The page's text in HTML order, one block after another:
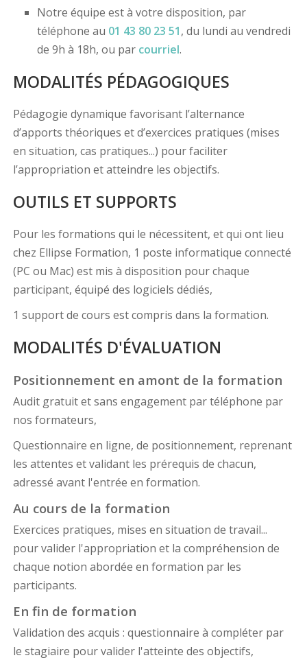
Notre équipe est à votre disposition, par
téléphone au 01 43 80 23 51, du lundi au vendredi
de 9h à 18h, ou par courriel.
MODALITÉS PÉDAGOGIQUES
Pédagogie dynamique favorisant l’alternance
d’apports théoriques et d’exercices pratiques (mises
en situation, cas pratiques...) pour faciliter
l’appropriation et atteindre les objectifs.
OUTILS ET SUPPORTS
Pour les formations qui le nécessitent, et qui ont lieu
chez Ellipse Formation, 1 poste informatique connecté
(PC ou Mac) est mis à disposition pour chaque
participant, équipé des logiciels dédiés,
1 support de cours est compris dans la formation.
MODALITÉS D'ÉVALUATION
Positionnement en amont de la formation
Audit gratuit et sans engagement par téléphone par
nos formateurs,
Questionnaire en ligne, de positionnement, reprenant
les attentes et validant les prérequis de chacun,
adressé avant l'entrée en formation.
Au cours de la formation
Exercices pratiques, mises en situation de travail...
pour valider l'appropriation et la compréhension de
chaque notion abordée en formation par les
participants.
En fin de formation
Validation des acquis : questionnaire à compléter par
le stagiaire pour valider l'atteinte des objectifs,